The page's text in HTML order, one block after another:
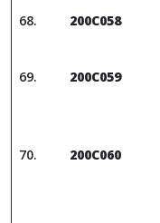
200C058
200C059
200C060